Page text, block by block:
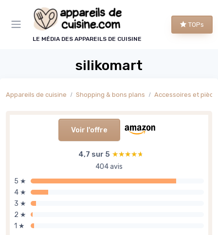
LE MÉDIA DES APPAREILS DE CUISINE
TOPs
silikomart
Appareils de cuisine Shopping & bons plans Accessoires et
Voir l'offre
4,7 sur 5 ★★★★★
★★★★★
404 avis
5 ★
4 ★
3 ★
2 ★
1 ★
Panneau de gestion des cookies